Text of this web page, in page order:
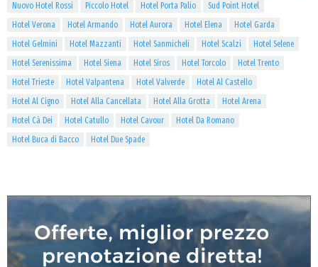
Nuovo Hotel Rossi
Piccolo Hotel Hotel Porta Palio
Sud Point Hotel
Hotel Verona
Hotel Armando Hotel Aurora Hotel Elena
Hotel Garda
Hotel Gelmini
Hotel Mazzanti Hotel Sanmicheli Hotel Scalzi
Hotel Selene
Hotel Serenissima
Hotel Siena Hotel Siros Hotel Torcolo
Hotel Trento
Hotel Trieste
Hotel Valpantena Hotel Valverde
Hotel Al Castello
Hotel Al Cigno
Hotel Alla Cancellata Hotel Alla Grotta
Hotel Arena
Hotel Cà Dei
Hotel Catullo Hotel Cavour
Hotel Da Romano
Hotel Buca di Bacco
Hotel Due Spade